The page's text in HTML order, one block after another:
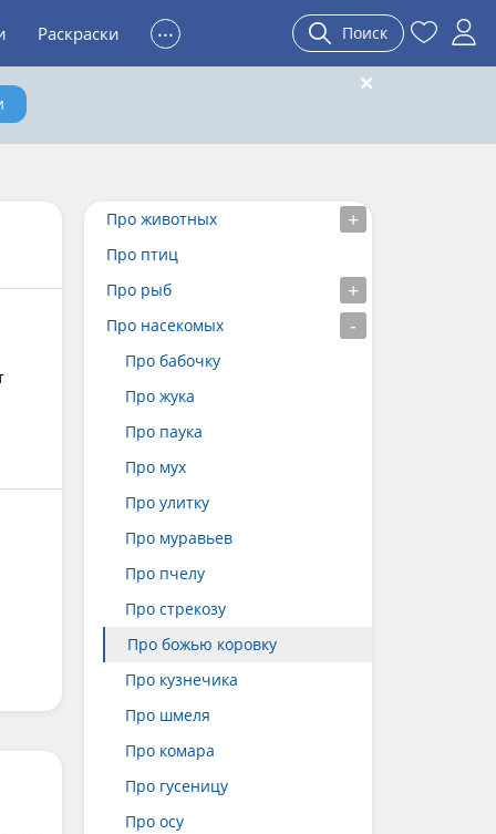
Раскраски ... Поиск
Про животных
Про птиц
Про рыб
Про насекомых
Про бабочку
Про жука
Про паука
Про мух
Про улитку
Про муравьев
Про пчелу
Про стрекозу
Про божью коровку
Про кузнечика
Про шмеля
Про комара
Про гусеницу
Про осу